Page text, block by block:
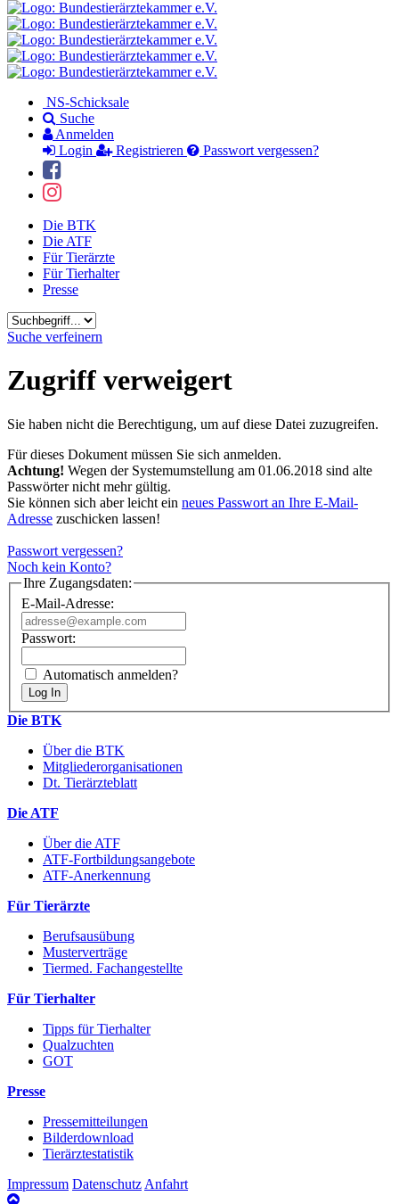
NS-Schicksale
Suche
Anmelden
Login
Registrieren Passwort vergessen?
Die BTK
Die ATF
Für Tierärzte
Für Tierhalter
Presse
Suchbegriff
Suche verfeinern
Zugriff verweigert
Sie haben nicht die Berechtigung, um auf diese Datei zuzugreifen.
Für dieses Dokument müssen Sie sich anmelden.
Achtung! Wegen der Systemumstellung am 01.06.2018 sind alte
Passwörter nicht mehr gültig.
Sie können sich aber leicht ein neues Passwort an Ihre E-Mail-
Adresse zuschicken lassen!
Passwort vergessen?
Noch kein Konto?
Ihre Zugangsdaten:
E-Mail-Adresse:
Passwort:
Automatisch anmelden?
Die BTK
Über die BTK
Mitgliederorganisationen
Dt. Tierärzteblatt
Die ATF
Über die ATF
ATF-Fortbildungsangebote
ATF-Anerkennung
Für Tierärzte
Berufsausübung
Musterverträge
Tiermed. Fachangestellte
Für Tierhalter
Tipps für Tierhalter
Qualzuchten
GOT
Presse
Pressemitteilungen
Bilderdownload
Tierärztestatistik
Impressum DatenschutzAnfahrt
nach